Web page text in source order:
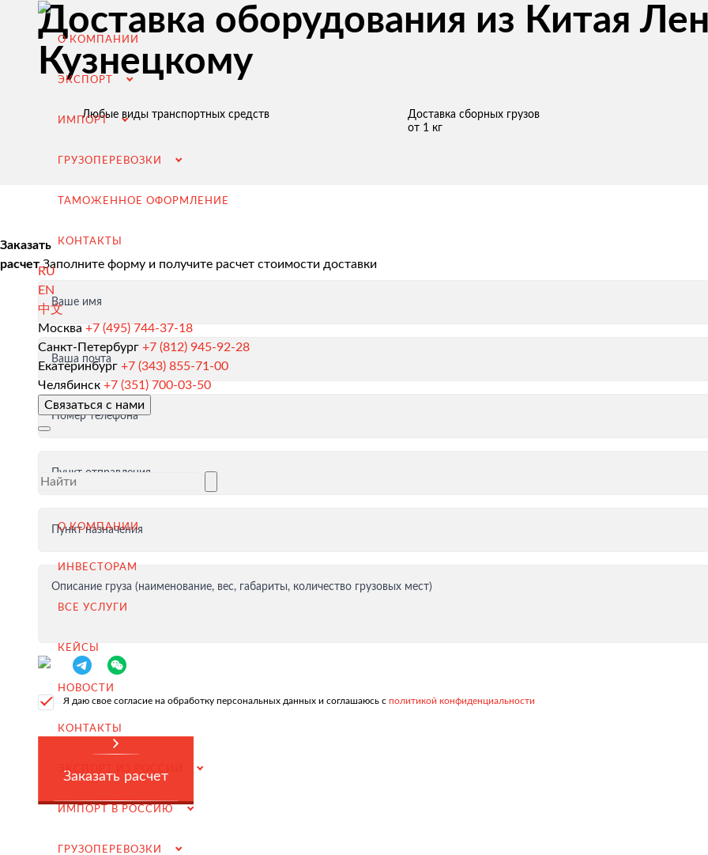
О КОМПАНИИ
ЭКСПОРТ
ИМПОРТ
ГРУЗОПЕРЕВОЗКИ
ТАМОЖЕННОЕ ОФОРМЛЕНИЕ
КОНТАКТЫ
RU
EN
中文
Москва +7 (495) 744-37-18
Санкт-Петербург +7 (812) 945-92-28
Екатеринбург +7 (343) 855-71-00
Челябинск +7 (351) 700-03-50
Связаться с нами
О КОМПАНИИ
ИНВЕСТОРАМ
ВСЕ УСЛУГИ
КЕЙСЫ
НОВОСТИ
КОНТАКТЫ
ЭКСПОРТ ИЗ РОССИИ
ИМПОРТ В РОССИЮ
ГРУЗОПЕРЕВОЗКИ
Экспорт из России
Заключение контрактов и согласование условий поставки
Таможенное оформление и разрешительная документация
Доставка товара иностранному покупателю
Возмещение НДС при Экспорте
Подбор поставщиков в России
Импорт в Россию
Импорт из Китая
Заключение контрактов и согласование условий поставки
Таможенное оформление и разрешительная документация
Доставка товара российскому покупателю
Завершение сделки
Доставка оборудования из Китая
Кузнецкому
Любые виды транспортных средств
Доставка сборных грузов
от 1 кг
Заказать
расчетЗаполните форму и получите расчет стоимости доставки
Ваше имя
Ваша почта
Номер телефона
Пункт отправления
Пункт назначения
Описание груза (наименование, вес, габариты, количество грузовых мест)
Я даю свое согласие на обработку персональных данных и соглашаюсь с политикой конфиденциальности
Заказать расчет